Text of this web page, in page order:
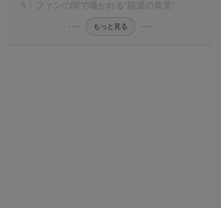
ファンの間で囁かれる“脱退の背景”
もっと見る